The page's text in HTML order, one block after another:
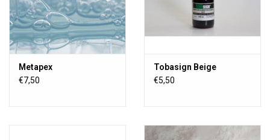
Metapex
€7,50
Tobasign Beige
€5,50